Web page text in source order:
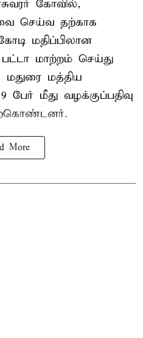
கோவில்,
செய்வ தற்காக
மதிப்பிலான
மாற்றம் செய்து
மதுரை மத்திய
பேர் மீது வழக்குப்பதிவு
More